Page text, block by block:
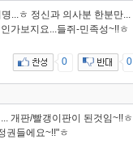
...ㅎ 정신과 의사분 한분만...
가보지요...들쥐-민족성~!!ㅎ
0 0
개판/빨갱이판이 된것임~!!ㅎ
권들에요~!!"ㅎ